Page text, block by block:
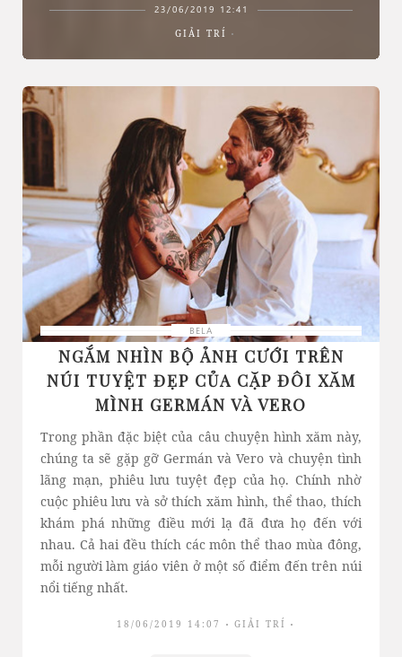
23/06/2019 12:41
GIẢI TRÍ
BELA
NGẮM NHÌN BỘ ẢNH CƯỚI TRÊN
NÚI TUYỆT ĐẸP CỦA CẶP ĐÔI XĂM
MÌNH GERMÁN VÀ VERO
Trong phần đặc biệt của câu chuyện hình xăm này,
chúng ta sẽ gặp gỡ Germán và Vero và chuyện tình
lãng mạn, phiêu lưu tuyệt đẹp của họ. Chính nhờ
cuộc phiêu lưu và sở thích xăm hình, thể thao, thích
khám phá những điều mới lạ đã đưa họ đến với
nhau. Cả hai đều thích các môn thể thao mùa đông,
mỗi người làm giáo viên ở một số điểm đến trên núi
nổi tiếng nhất.
18/06/2019 14:07 GIẢI TRÍ